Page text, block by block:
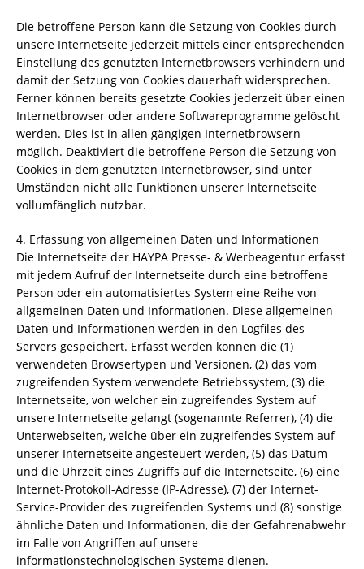
Die betroffene Person kann die Setzung von Cookies durch
unsere Internetseite jederzeit mittels einer entsprechenden
Einstellung des genutzten Internetbrowsers verhindern und
damit der Setzung von Cookies dauerhaft widersprechen.
Ferner können bereits gesetzte Cookies jederzeit über einen
Internetbrowser oder andere Softwareprogramme gelöscht
werden. Dies ist in allen gängigen Internetbrowsern
möglich. Deaktiviert die betroffene Person die Setzung von
Cookies in dem genutzten Internetbrowser, sind unter
Umständen nicht alle Funktionen unserer Internetseite
vollumfänglich nutzbar.
4. Erfassung von allgemeinen Daten und Informationen
Die Internetseite der HAYPA Presse- & Werbeagentur erfasst
mit jedem Aufruf der Internetseite durch eine betroffene
Person oder ein automatisiertes System eine Reihe von
allgemeinen Daten und Informationen. Diese allgemeinen
Daten und Informationen werden in den Logfiles des
Servers gespeichert. Erfasst werden können die (1)
verwendeten Browsertypen und Versionen, (2) das vom
zugreifenden System verwendete Betriebssystem, (3) die
Internetseite, von welcher ein zugreifendes System auf
unsere Internetseite gelangt (sogenannte Referrer), (4) die
Unterwebseiten, welche über ein zugreifendes System auf
unserer Internetseite angesteuert werden, (5) das Datum
und die Uhrzeit eines Zugriffs auf die Internetseite, (6) eine
Internet-Protokoll-Adresse (IP-Adresse), (7) der Internet-
Service-Provider des zugreifenden Systems und (8) sonstige
ähnliche Daten und Informationen, die der Gefahrenabwehr
im Falle von Angriffen auf unsere
informationstechnologischen Systeme dienen.